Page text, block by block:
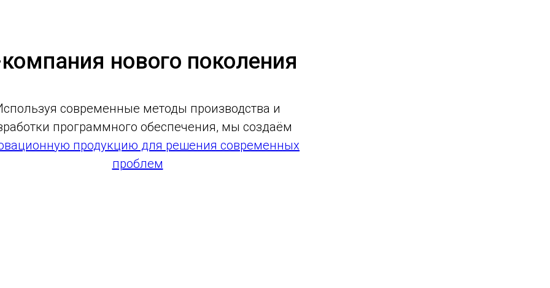
нового поколения
современные методы производства и
программного обеспечения, мы создаём
продукцию для решения современных
проблем